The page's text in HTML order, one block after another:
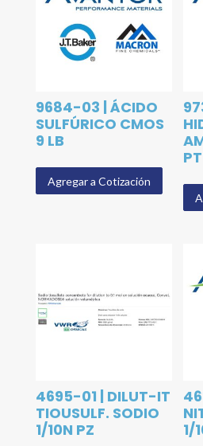
9684-03 | ÁCIDO
SULFÚRICO CMOS
9 LB
Agregar a Cotización
PT
4695-01 | DILUT-IT
TIOUSULF. SODIO
1/10N PZ
1/